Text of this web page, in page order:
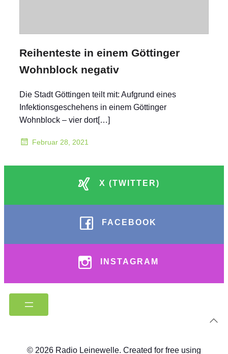
Reihenteste in einem Göttinger
Wohnblock negativ
Die Stadt Göttingen teilt mit: Aufgrund eines
Infektionsgeschehens in einem Göttinger
Wohnblock – vier dort[…]
Februar 28, 2021
X (TWITTER)
FACEBOOK
INSTAGRAM
© 2026 Radio Leinewelle. Created for free using